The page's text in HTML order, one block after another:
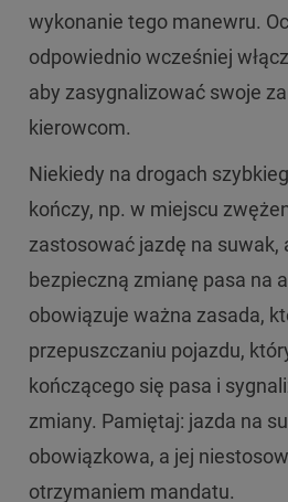
wykonanie tego manewru.
odpowiednio wcześniej
aby zasygnalizować swoje
kierowcom.
Niekiedy na drogach
kończy, np. w miejscu
zastosować jazdę na suwak,
bezpieczną zmianę pasa na
obowiązuje ważna zasada,
przepuszczaniu pojazdu,
kończącego się pasa i
zmiany. Pamiętaj: jazda na
obowiązkowa, a jej
otrzymaniem mandatu.